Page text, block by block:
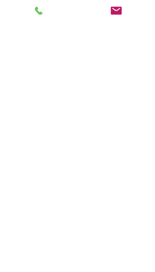
שליחות בקריית ים​
שליחות בקריית גת
שליחות ברהט
שליחות בעפולה